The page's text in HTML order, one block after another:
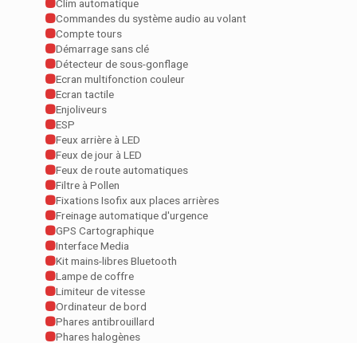
Clim automatique
Commandes du système audio au volant
Compte tours
Démarrage sans clé
Détecteur de sous-gonflage
Ecran multifonction couleur
Ecran tactile
Enjoliveurs
ESP
Feux arrière à LED
Feux de jour à LED
Feux de route automatiques
Filtre à Pollen
Fixations Isofix aux places arrières
Freinage automatique d'urgence
GPS Cartographique
Interface Media
Kit mains-libres Bluetooth
Lampe de coffre
Limiteur de vitesse
Ordinateur de bord
Phares antibrouillard
Phares halogènes